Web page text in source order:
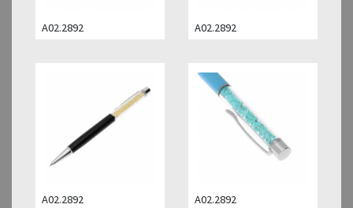
A02.2892 A02.2892
A02.2892 A02.2892